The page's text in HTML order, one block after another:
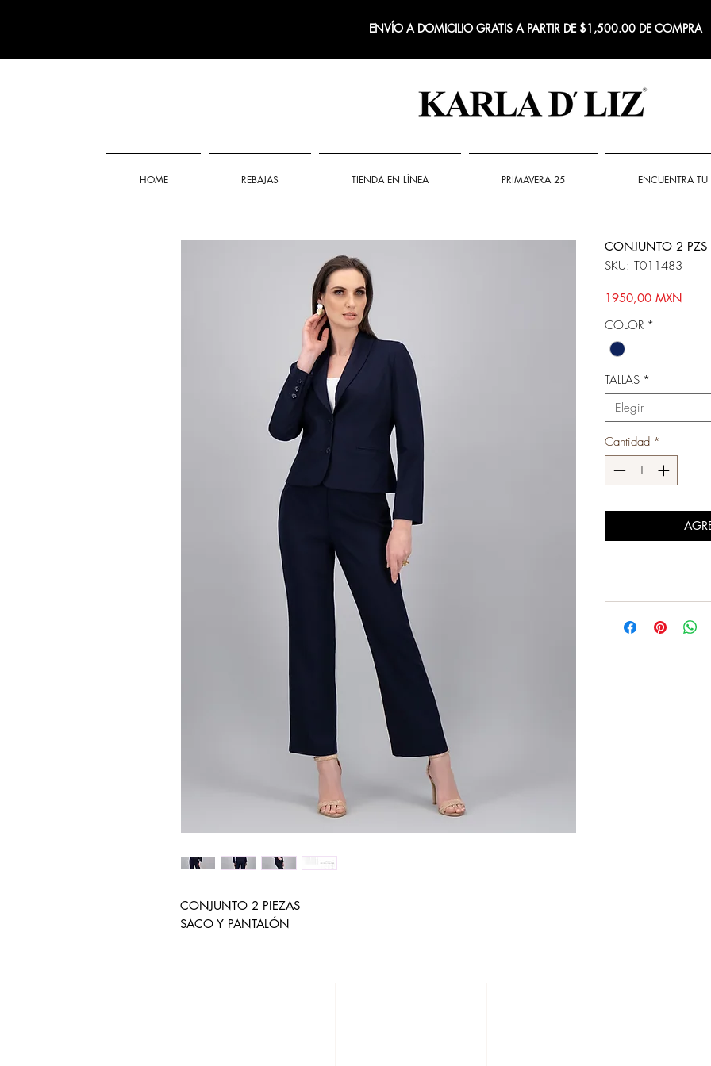
ENVÍO A DOMICILIO GRATIS A PARTIR DE $1,500.00 DE COMPRA
HOME REBAJAS TIENDA EN LÍNEA PRIMAVERA 25 ENCUENTRA
CONJUNTO 2 PIEZAS
SACO Y PANTALÓN
CONJUNTO 2
SKU: T011483
1950,00 MXN
COLOR *
TALLAS *
Elegir
Cantidad *